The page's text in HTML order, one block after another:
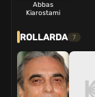
Abbas
Kiarostami
ROLLARDA 7